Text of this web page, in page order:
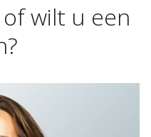
ofwilt u een